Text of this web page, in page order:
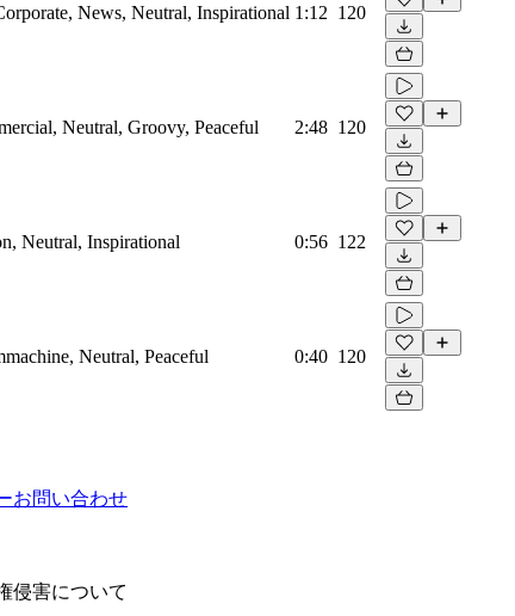
News, Neutral, Inspirational 1:12 120
Neutral, Groovy, Peaceful 2:48 120
Neutral, Inspirational 0:56 122
Neutral, Peaceful 0:40 120
お問い合わせ
侵害について